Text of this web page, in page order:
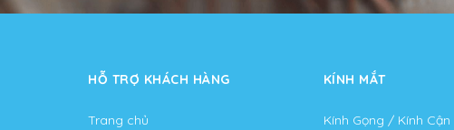
HỖ TRỢ KHÁCH HÀNG
Trang chủ
KÍNH MẮT
Kính Gọng / Kính Cận